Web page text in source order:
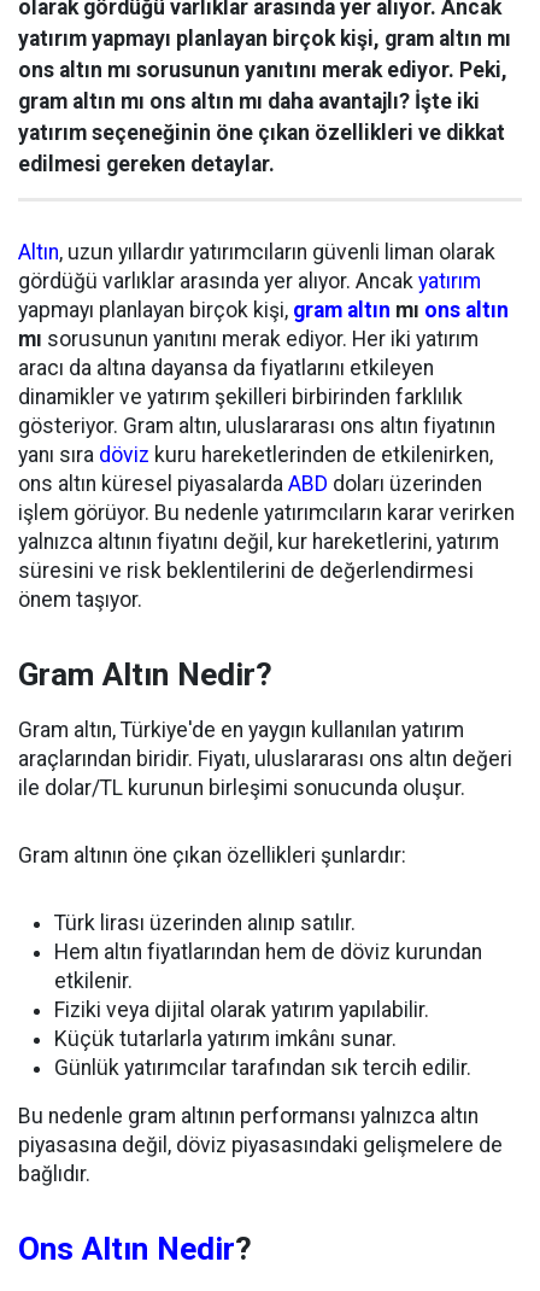
olarak gördüğü varlıklar arasında yer alıyor. Ancak
yatırım yapmayı planlayan birçok kişi, gram altın mı
ons altın mı sorusunun yanıtını merak ediyor. Peki,
gram altın mı ons altın mı daha avantajlı? İşte iki
yatırım seçeneğinin öne çıkan özellikleri ve dikkat
edilmesi gereken detaylar.
Altın, uzun yıllardır yatırımcıların güvenli liman olarak
gördüğü varlıklar arasında yer alıyor. Ancak yatırım
yapmayı planlayan birçok kişi, gram altın mı ons altın
mı sorusunun yanıtını merak ediyor. Her iki yatırım
aracı da altına dayansa da fiyatlarını etkileyen
dinamikler ve yatırım şekilleri birbirinden farklılık
gösteriyor. Gram altın, uluslararası ons altın fiyatının
yanı sıra döviz kuru hareketlerinden de etkilenirken,
ons altın küresel piyasalarda ABD doları üzerinden
işlem görüyor. Bu nedenle yatırımcıların karar verirken
yalnızca altının fiyatını değil, kur hareketlerini, yatırım
süresini ve risk beklentilerini de değerlendirmesi
önem taşıyor.
Gram Altın Nedir?
Gram altın, Türkiye'de en yaygın kullanılan yatırım
araçlarından biridir. Fiyatı, uluslararası ons altın değeri
ile dolar/TL kurunun birleşimi sonucunda oluşur.
Gram altının öne çıkan özellikleri şunlardır:
Türk lirası üzerinden alınıp satılır.
Hem altın fiyatlarından hem de döviz kurundan
etkilenir.
Fiziki veya dijital olarak yatırım yapılabilir.
Küçük tutarlarla yatırım imkânı sunar.
Günlük yatırımcılar tarafından sık tercih edilir.
Bu nedenle gram altının performansı yalnızca altın
piyasasına değil, döviz piyasasındaki gelişmelere de
bağlıdır.
Ons Altın Nedir?